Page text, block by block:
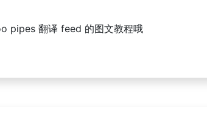
pipes 翻译 feed 的图文教程哦